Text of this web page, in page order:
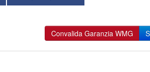
Convalida Garanzia WMG